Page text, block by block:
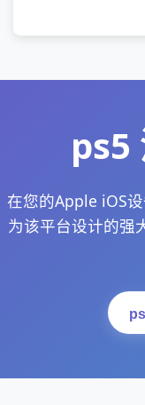
ps5
在您的Apple iOS
为该平台设计的强